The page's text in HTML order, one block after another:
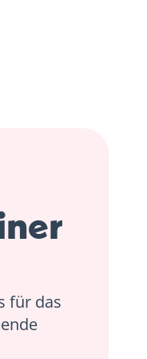
für das